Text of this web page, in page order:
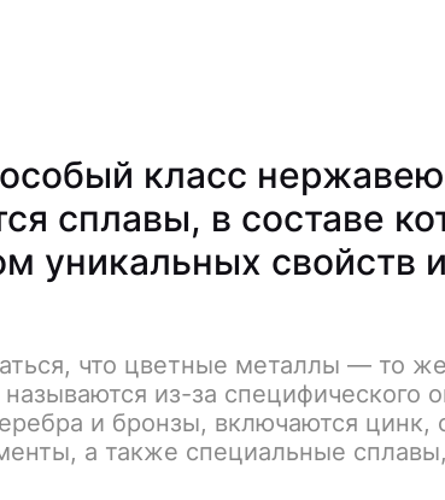
класс
сплавы, в составе
уникальных свойств
что цветные металлы — то
из-за специфического
и бронзы, включаются
а также специальные сплавы,